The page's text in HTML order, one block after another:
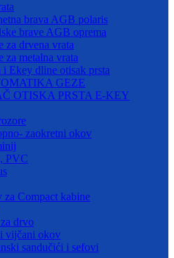
brava AGB polaris
brave AGB oprema
za drvena vrata
za metalna vrata
Ekey dline otisak prsta
GEZE
OTISKA PRSTA E-KEY
zaokretni okov
PVC
za Compact kabine
drvo
vijčani okov
sandučići i sefovi